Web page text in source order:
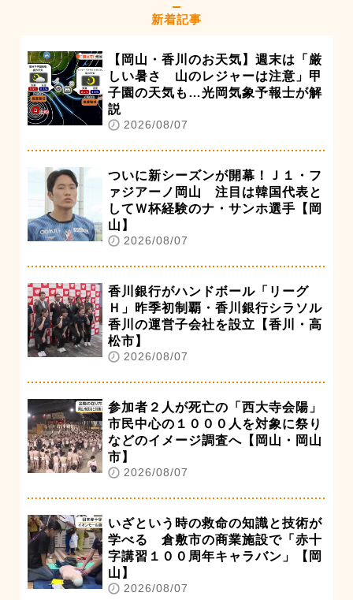
新着記事
【岡山・香川のお天気】週末は「厳
しい暑さ 山のレジャーは注意」甲
子園の天気も…光岡気象予報士が解
説
2026/08/07
ついに新シーズンが開幕！Ｊ１・フ
ァジアーノ岡山 注目は韓国代表と
してＷ杯経験のナ・サンホ選手【岡
山】
2026/08/07
香川銀行がハンドボール「リーグ
Ｈ」昨季初制覇・香川銀行シラソル
香川の運営子会社を設立【香川・高
松市】
2026/08/07
参加者２人が死亡の「西大寺会陽」
市民中心の１０００人を対象に祭り
などのイメージ調査へ【岡山・岡山
市】
2026/08/07
いざという時の救命の知識と技術が
学べる 倉敷市の商業施設で「赤十
字講習１００周年キャラバン」【岡
山】
2026/08/07